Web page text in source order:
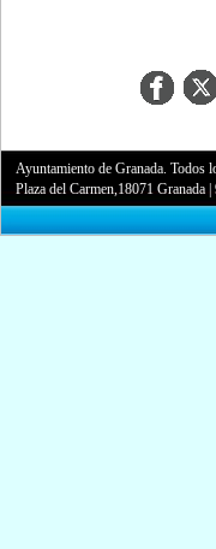
Ayuntamiento de Granada. Todos
Plaza del Carmen,18071 Granada |